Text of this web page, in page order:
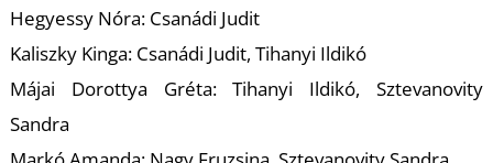
Hegyessy Nóra: Csanádi Judit
Kaliszky Kinga: Csanádi Judit, Tihanyi Ildikó
Májai Dorottya Gréta: Tihanyi Ildikó, Sztevanovity
Sandra